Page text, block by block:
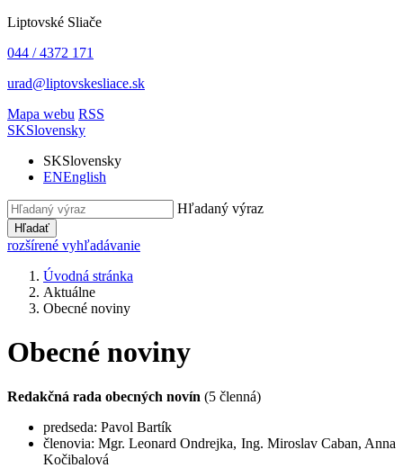
Liptovské Sliače
044 / 4372 171
urad@liptovskesliace.sk
Mapa webu RSS
SKSlovensky
SKSlovensky
ENEnglish
Hľadaný výraz
Hľadať
rozšírené vyhľadávanie
Úvodná stránka
Aktuálne
Obecné noviny
Obecné noviny
Redakčná rada obecných novín (5 členná)
predseda: Pavol Bartík
členovia: Mgr. Leonard Ondrejka, Ing. Miroslav Caban, Anna
Kočibalová